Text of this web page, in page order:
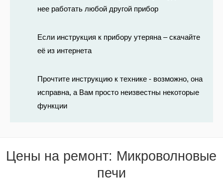
нее работать любой другой прибор
Если инструкция к прибору утеряна – скачайте
её из интернета
Прочтите инструкцию к технике - возможно, она
исправна, а Вам просто неизвестны некоторые
функции
Цены на ремонт: Микроволновые
печи